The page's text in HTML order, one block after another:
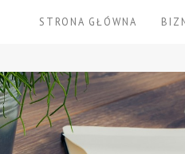
STRONA GŁÓWNA